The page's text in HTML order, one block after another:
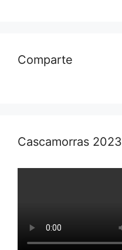
Comparte
Cascamorras 2023